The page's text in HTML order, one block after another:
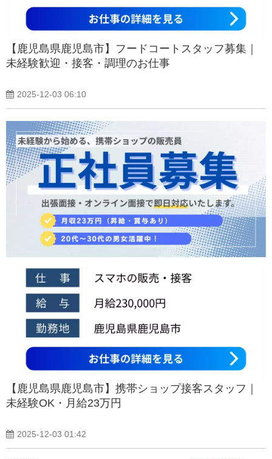
【鹿児島県鹿児島市】フードコートスタッフ募集｜
未経験歓迎・接客・調理のお仕事
2025-12-03 06:10
【鹿児島県鹿児島市】携帯ショップ接客スタッフ｜
未経験OK・月給23万円
2025-12-03 01:42